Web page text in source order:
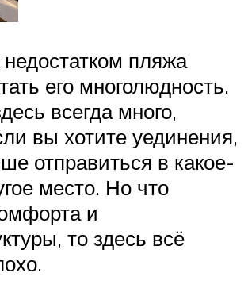
пляжа
его многолюдность.
всегда много,
вы хотите уединения,
отправиться в какое-
место. Но что
и
то здесь всё